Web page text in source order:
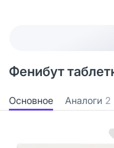
Фенибут
Основное Аналоги 2